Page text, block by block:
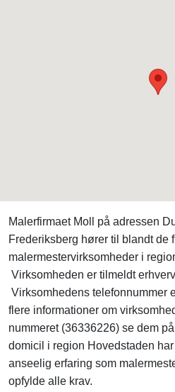
Malerfirmaet Moll på adressen
Frederiksberg hører til blandt de
malermestervirksomheder i
Virksomheden er tilmeldt
Virksomhedens telefonnummer
flere informationer om
nummeret (36336226) se dem
domicil i region Hovedstaden har
anseelig erfaring som
opfylde alle krav.